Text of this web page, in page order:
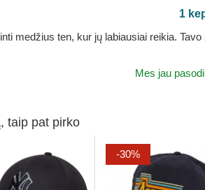
1
medžius ten, kur jų labiausiai reikia.
Mes jau
taip pat pirko
-30%